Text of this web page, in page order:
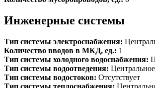
Инженерные системы
Тип системы электроснабжения:
Количество вводов в МКД, ед.: 1
Тип системы холодного водоснабжения:
Тип системы водоотведения: Центральное
Тип системы водостоков: Отсутствует
Тип системы теплоснабжения: